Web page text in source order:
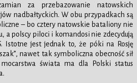
za przebazowanie natowskich
nadbałtyckich. W obu przypadkach są
– bo cztery natowskie bataliony nie
a polscy piloci i komandosi nie zdecydują
Istotne jest jednak to, że póki na Rosję
nawet tak symboliczna obecność sił
mocarstwa świata ma dla Polski status